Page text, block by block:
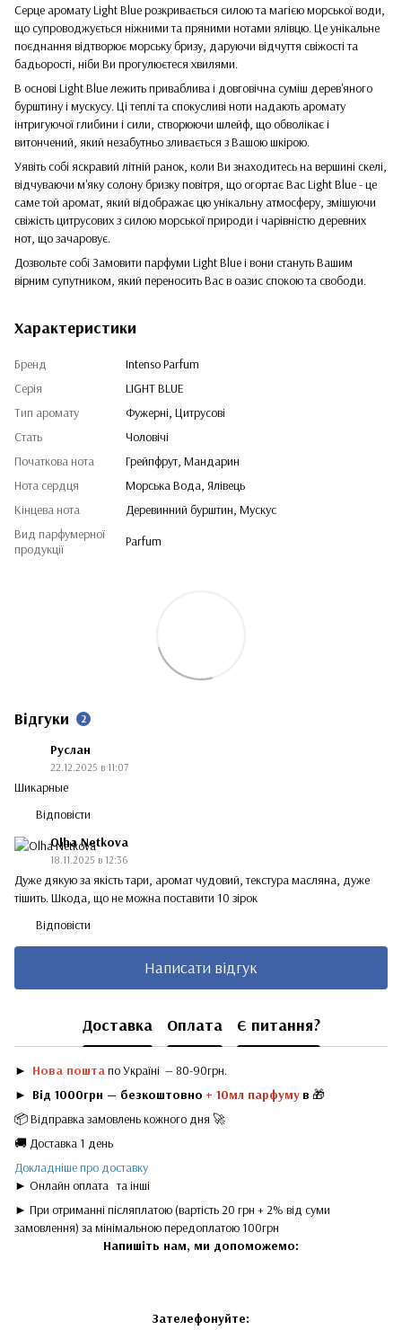
Серце аромату Light Blue розкривається силою та магією морської води,
що супроводжується ніжними та пряними нотами ялівцю. Це унікальне
поєднання відтворює морську бризу, даруючи відчуття свіжості та
бадьорості, ніби Ви прогулюєтеся хвилями.
В основі Light Blue лежить приваблива і довговічна суміш дерев'яного
бурштину і мускусу. Ці теплі та спокусливі ноти надають аромату
інтригуючої глибини і сили, створюючи шлейф, що обволікає і
витончений, який незабутньо зливається з Вашою шкірою.
Уявіть собі яскравий літній ранок, коли Ви знаходитесь на вершині скелі,
відчуваючи м'яку солону бризку повітря, що огортає Вас Light Blue - це
саме той аромат, який відображає цю унікальну атмосферу, змішуючи
свіжість цитрусових з силою морської природи і чарівністю деревних
нот, що зачаровує.
Дозвольте собі Замовити парфуми Light Blue і вони стануть Вашим
вірним супутником, який переносить Вас в оазис спокою та свободи.
Характеристики
Бренд
Intenso Parfum
Серія
LIGHT BLUE
Тип аромату
Фужерні, Цитрусові
Стать
Чоловічі
Початкова нота
Грейпфрут, Мандарин
Нота сердця
Морська Вода, Ялівець
Кінцева нота
Деревинний бурштин, Мускус
Вид парфумерної
продукції
Parfum
Відгуки 2
Руслан
22.12.2025 в 11:07
Шикарные
Відповісти
Olha Netkova
18.11.2025 в 12:36
Дуже дякую за якість тари, аромат чудовий, текстура масляна, дуже
тішить. Шкода, що не можна поставити 10 зірок
Відповісти
Написати відгук
Доставка Оплата Є питання?
► Нова поштапо Україні — 80-90грн.
► Від 1000грн — безкоштовно + 10мл парфуму в 🎁
📦 Відправка замовлень кожного дня 🚀
🚚 Доставка 1 день
Докладніше про доставку
► Онлайн оплата та інші
► При отриманні післяплатою (вартість 20 грн + 2% від суми
замовлення) за мінімальною передоплатою 100грн
Напишіть нам, ми допоможемо:
Зателефонуйте: